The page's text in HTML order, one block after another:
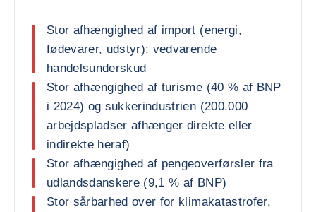
Stor afhængighed af import (energi,
fødevarer, udstyr): vedvarende
handelsunderskud
Stor afhængighed af turisme (40 % af BNP
i 2024) og sukkerindustrien (200.000
arbejdspladser afhænger direkte eller
indirekte heraf)
Stor afhængighed af pengeoverførsler fra
udlandsdanskere (9,1 % af BNP)
Stor sårbarhed over for klimakatastrofer,